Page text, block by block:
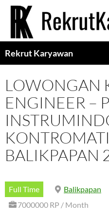
Langsung
Rekrut Karyawan
LOWONGAN
ENGINEER –
BALIKPAPAN
Full Time Balikpapan
7000000 RP / Month